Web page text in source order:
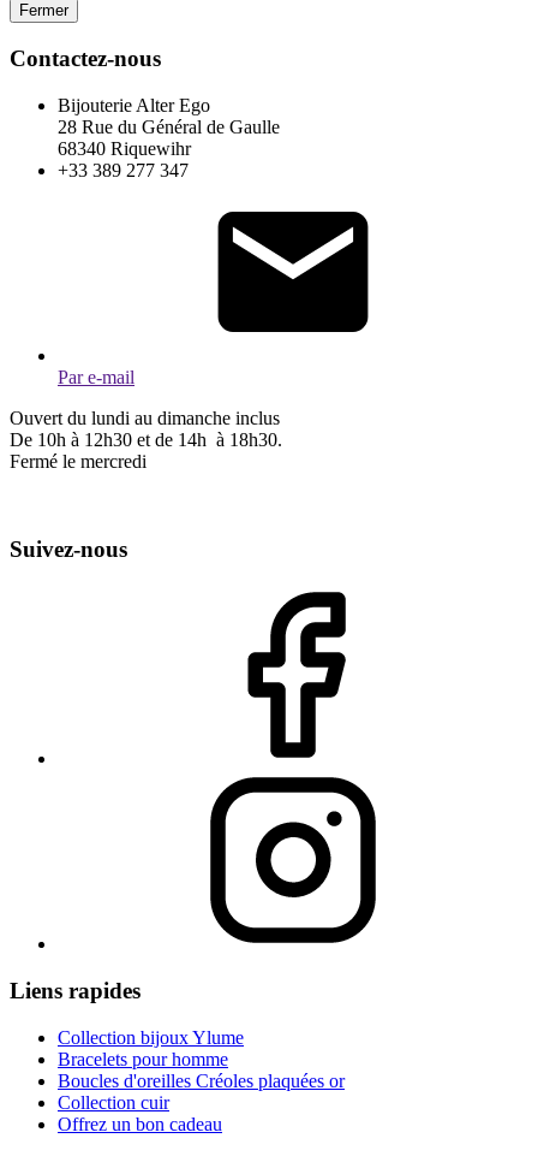
Fermer
Contactez-nous
Bijouterie Alter Ego
28 Rue du Général de Gaulle
68340 Riquewihr
+33 389 277 347
Par e-mail
Ouvert du lundi au dimanche inclus
De 10h à 12h30 et de 14h à 18h30.
Fermé le mercredi
Suivez-nous
Liens rapides
Collection bijoux Ylume
Bracelets pour homme
Boucles d'oreilles Créoles plaquées or
Collection cuir
Offrez un bon cadeau